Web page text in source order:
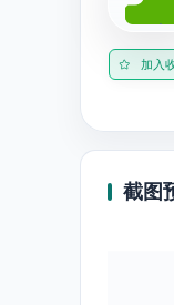
加入
截图